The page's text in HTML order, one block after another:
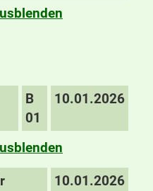
B
01
10.01.2026
10.01.2026